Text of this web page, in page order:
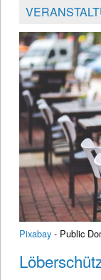
Pixabay - Public